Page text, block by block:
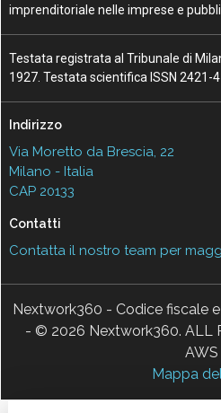
imprenditoriale nelle imprese e
Testata registrata al Tribunale di
1927. Testata scientifica ISSN 2421-
Indirizzo
Via Moretto da Brescia, 22
Milano - Italia
CAP 20133
Contatti
Contatta il nostro team per
Nextwork360 - Codice fiscale
- © 2026 Nextwork360. ALL
AWS
Mappa